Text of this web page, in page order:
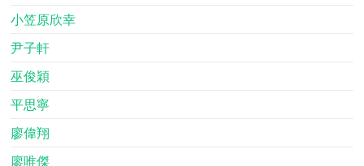
小笠原欣幸
尹子軒
巫俊穎
平思寧
廖偉翔
廖唯傑